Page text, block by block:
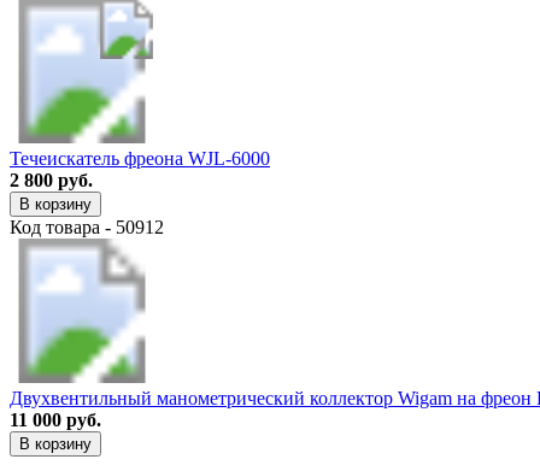
Течеискатель фреона WJL-6000
2 800 руб.
В корзину
Код товара - 50912
Двухвентильный манометрический коллектор Wigam на фреон
11 000 руб.
В корзину